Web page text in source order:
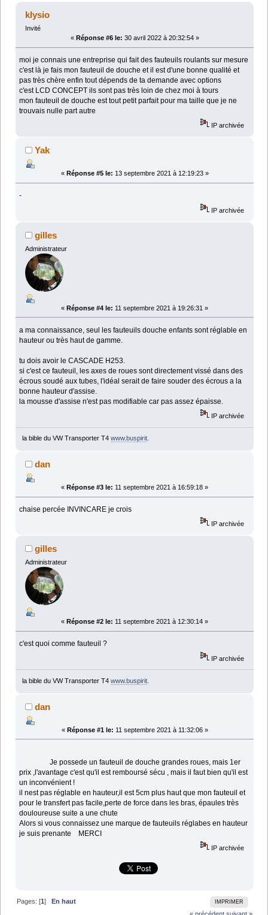
klysio
Invité
« Réponse #6 le: 30 avril 2022 à 20:32:54 »
moi je connais une entreprise qui fait des fauteuils roulants sur mesure
c'est là je fais mon fauteuil de douche et il est d'une bonne qualité et
pas très chère enfin tout dépends de ta demande avec options
c'est LCD CONCEPT ils sont pas très loin de chez moi à tours
mon fauteuil de douche est tout petit parfait pour ma taille que je ne
trouvais nulle part autre
IP archivée
Yak
« Réponse #5 le: 13 septembre 2021 à 12:19:23 »
-
IP archivée
gilles
Administrateur
« Réponse #4 le: 11 septembre 2021 à 19:26:31 »
a ma connaissance, seul les fauteuils douche enfants sont réglable en
hauteur ou très haut de gamme.
tu dois avoir le CASCADE H253.
si c'est ce fauteuil, les axes de roues sont directement vissé dans des
écrous soudé aux tubes, l'idéal serait de faire souder des écrous a la
bonne hauteur d'assise.
la mousse d'assise n'est pas modifiable car pas assez épaisse.
IP archivée
la bible du VW Transporter T4 www.buspirit.
dan
« Réponse #3 le: 11 septembre 2021 à 16:59:18 »
chaise percée INVINCARE je crois
IP archivée
gilles
Administrateur
« Réponse #2 le: 11 septembre 2021 à 12:30:14 »
c'est quoi comme fauteuil ?
IP archivée
la bible du VW Transporter T4 www.buspirit.
dan
« Réponse #1 le: 11 septembre 2021 à 11:32:06 »
Je possede un fauteuil de douche grandes roues, mais 1er
prix ,l'avantage c'est qu'il est remboursé sécu , mais il faut bien qu'il est
un inconvénient !
il nest pas réglable en hauteur,il est 5cm plus haut que mon fauteuil et
pour le transfert pas facile,perte de force dans les bras, épaules très
douloureuse suite a une chute
Alors si vous connaissez une marque de fauteuils réglabes en hauteur
je suis prenante MERCI
IP archivée
IMPRIMER
Pages: [1]En haut